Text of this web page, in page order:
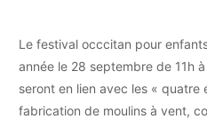
Le festival occcitan pour
année le 28 septembre de 11h
seront en lien avec les « quatre
fabrication de moulins à vent,